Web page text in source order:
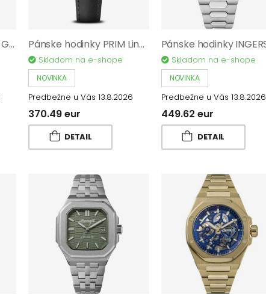
Pánske hodinky CASIO G-SHOCK Classic DW-6900CMG-3ER Pánske hodinky PRIM Linea Color Esence 40 Q - B W01P.13269.B
Skladom na e-shope
NOVINKA
Predbežne u Vás 13.8.2026
370.49 eur
DETAIL
Skladom na e-shope
NOVINKA
Predbežne u Vás 13.8.2026
449.62 eur
DETAIL